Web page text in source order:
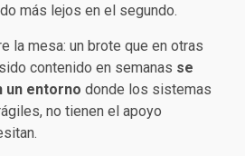
más lejos en el segundo.
la mesa: un brote que en otras
contenido en semanas se
un entorno donde los sistemas
no tienen el apoyo